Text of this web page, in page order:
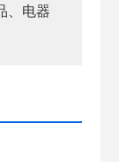
、电器